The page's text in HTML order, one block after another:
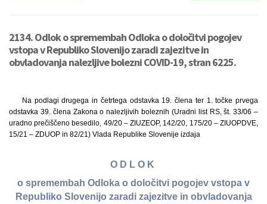
2134. Odlok o spremembah Odloka o določitvi pogojev
vstopa v Republiko Slovenijo zaradi zajezitve in
obvladovanja nalezljive bolezni COVID-19, stran 6225.
Na podlagi drugega in četrtega odstavka 19. člena ter 1. točke prvega
odstavka 39. člena Zakona o nalezljivih boleznih (Uradni list RS, št. 33/06 –
uradno prečiščeno besedilo, 49/20 – ZIUZEOP, 142/20, 175/20 – ZIUOPDVE,
15/21 – ZDUOP in 82/21) Vlada Republike Slovenije izdaja
O D L O K
o spremembah Odloka o določitvi pogojev vstopa v
Republiko Slovenijo zaradi zajezitve in obvladovanja